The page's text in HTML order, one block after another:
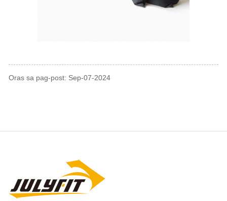
Oras sa pag-post: Sep-07-2024